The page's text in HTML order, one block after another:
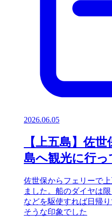
2026.06.05
【上五島】佐
島へ観光に行っ
佐世保からフェリーで
ました。船のダイヤは
などを駆使すれば日帰
そうな印象でした